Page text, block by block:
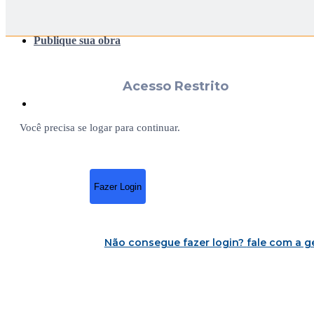
Publique sua obra
Acesso Restrito
Você precisa se logar para continuar.
Fazer Login
Não consegue fazer login? fale com a